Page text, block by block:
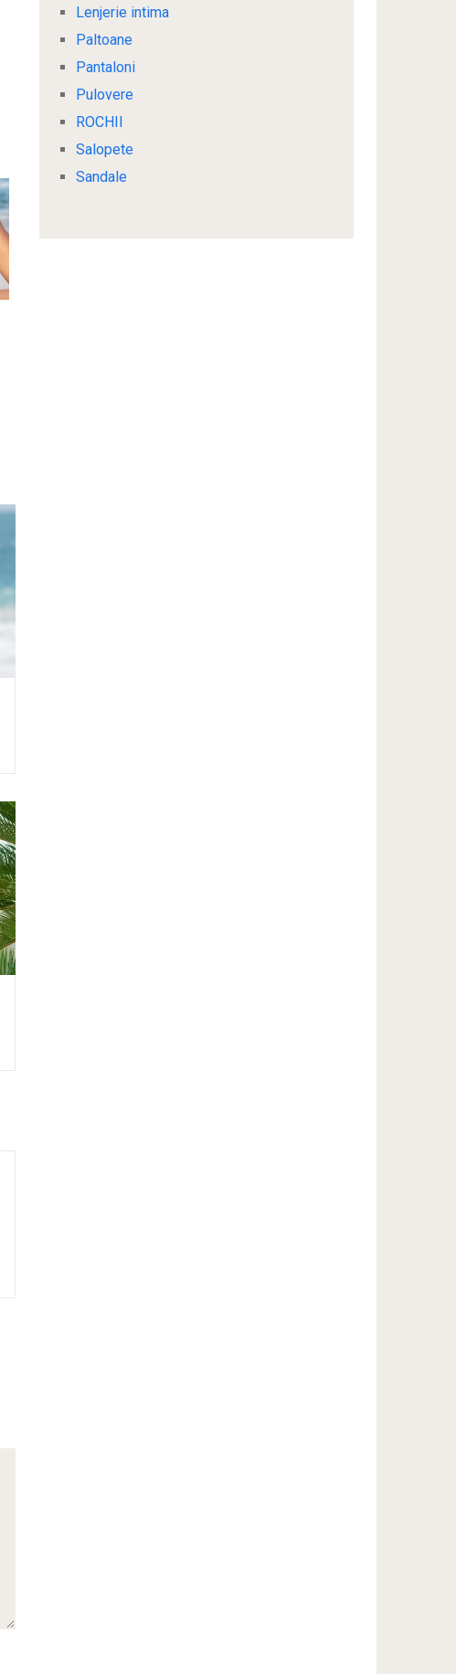
Lenjerie intima
Paltoane
Pantaloni
Pulovere
ROCHII
Salopete
Sandale